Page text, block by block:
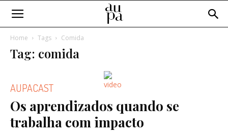
Home Tags Comida
Tag: comida
AUPACAST
Os aprendizados quando se
trabalha com impacto